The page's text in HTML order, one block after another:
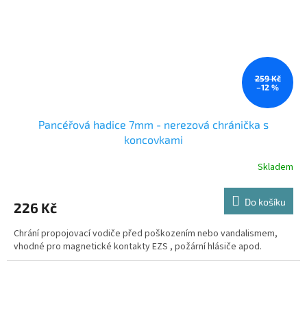
259 Kč
–12 %
Pancéřová hadice 7mm - nerezová chránička s
koncovkami
Skladem
226 Kč Do košíku
Chrání propojovací vodiče před poškozením nebo vandalismem,
vhodné pro magnetické kontakty EZS , požární hlásiče apod.